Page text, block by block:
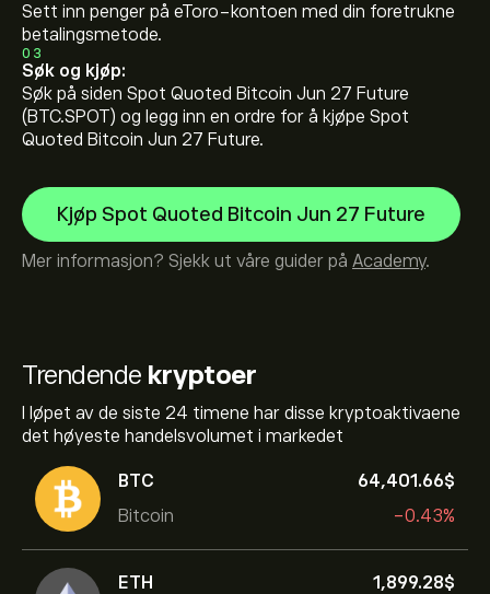
Trendende kryptoer
I løpet av de siste 24 timene har disse kryptoaktivaene
det høyeste handelsvolumet i markedet
BTC
Bitcoin
64,401.66‎$‎
-0.43%
ETH
1,899.28‎$‎
Sett inn penger på eToro-kontoen med din foretrukne
betalingsmetode.
03
Søk og kjøp:
Søk på siden Spot Quoted Bitcoin Jun 27 Future
(BTC.SPOT) og legg inn en ordre for å kjøpe Spot
Quoted Bitcoin Jun 27 Future.
Kjøp Spot Quoted Bitcoin Jun 27 Future
Mer informasjon? Sjekk ut våre guider på Academy.